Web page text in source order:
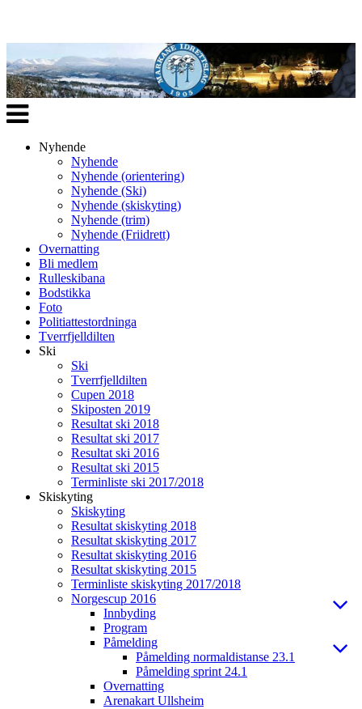
Veksle
navigasjon
Nyhende
Nyhende
Nyhende (orientering)
Nyhende (Ski)
Nyhende (skiskyting)
Nyhende (trim)
Nyhende (Friidrett)
Overnatting
Bli medlem
Rulleskibana
Bodstikka
Foto
Politiattestordninga
Tverrfjelldilten
Ski
Ski
Tverrfjelldilten
Cupen 2018
Skiposten 2019
Resultat ski 2018
Resultat ski 2017
Resultat ski 2016
Resultat ski 2015
Terminliste ski 2017/2018
Skiskyting
Skiskyting
Resultat skiskyting 2018
Resultat skiskyting 2017
Resultat skiskyting 2016
Resultat skiskyting 2015
Terminliste skiskyting 2017/2018
Norgescup 2016
Innbyding
Program
Påmelding
Påmelding normaldistanse 23.1
Påmelding sprint 24.1
Overnatting
Arenakart Ullsheim